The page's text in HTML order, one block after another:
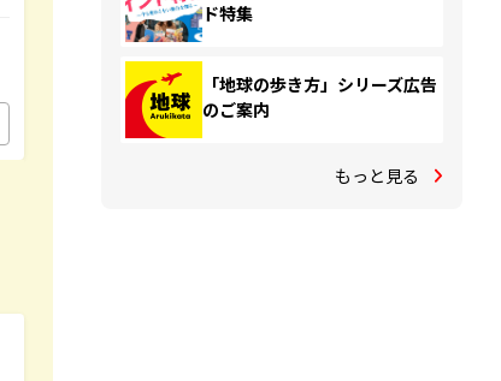
ド特集
「地球の歩き方」シリーズ広告
のご案内
もっと見る